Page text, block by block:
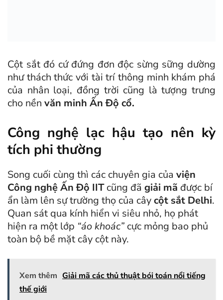
Cột sắt đó cứ đứng đơn độc sừng sững dường
như thách thức với tài trí thông minh khám phá
của nhân loại, đồng trời cũng là tượng trưng
cho nền văn minh Ấn Độ cổ.
Công nghệ lạc hậu tạo nên kỳ
tích phi thường
Song cuối cùng thì các chuyên gia của viện
Công nghệ Ấn Độ IITcũng đã giải mã được bí
ẩn làm lên sự trường thọ của câycột sắt Delhi.
Quan sát qua kính hiển vi siêu nhỏ, họ phát
hiện ra một lớp “áo khoác” cực mỏng bao phủ
toàn bộ bề mặt cây cột này.
Xem thêm Giải mã các thủ thuật bói toán nổi tiếng
thế giới